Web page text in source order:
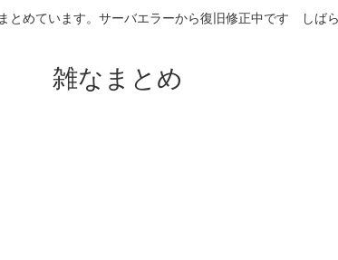
めています。サーバエラーから復旧修正中です しば
雑なまとめ